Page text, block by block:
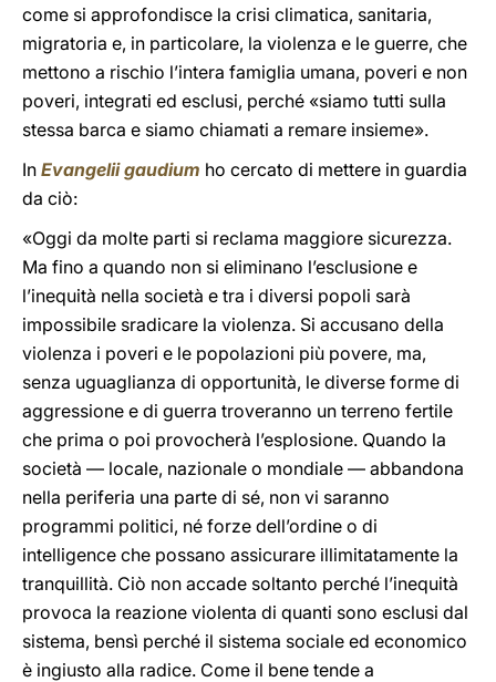
come si approfondisce la crisi climatica, sanitaria,
migratoria e, in particolare, la violenza e le guerre, che
mettono a rischio l’intera famiglia umana, poveri e non
poveri, integrati ed esclusi, perché «siamo tutti sulla
stessa barca e siamo chiamati a remare insieme».
In Evangelii gaudium ho cercato di mettere in guardia
da ciò:
«Oggi da molte parti si reclama maggiore sicurezza.
Ma fino a quando non si eliminano l’esclusione e
l’inequità nella società e tra i diversi popoli sarà
impossibile sradicare la violenza. Si accusano della
violenza i poveri e le popolazioni più povere, ma,
senza uguaglianza di opportunità, le diverse forme di
aggressione e di guerra troveranno un terreno fertile
che prima o poi provocherà l’esplosione. Quando la
società — locale, nazionale o mondiale — abbandona
nella periferia una parte di sé, non vi saranno
programmi politici, né forze dell’ordine o di
intelligence che possano assicurare illimitatamente la
tranquillità. Ciò non accade soltanto perché l’inequità
provoca la reazione violenta di quanti sono esclusi dal
sistema, bensì perché il sistema sociale ed economico
è ingiusto alla radice. Come il bene tende a